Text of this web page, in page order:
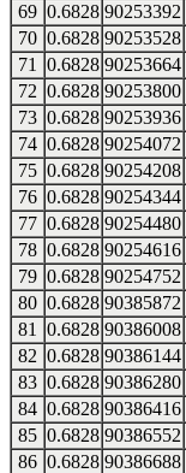
69 0.6828 90253392
70 0.6828 90253528
71
0.6828 90253664
72 0.6828 90253800
73 0.6828 90253936
74 0.6828 90254072
75 0.6828 90254208
76 0.6828 90254344
77 0.6828 90254480
78 0.6828 90254616
79 0.6828 90254752
80 0.6828 90385872
81
0.6828 90386008
82 0.6828 90386144
83 0.6828 90386280
84 0.6828 90386416
85 0.6828 90386552
86 0.6828 90386688